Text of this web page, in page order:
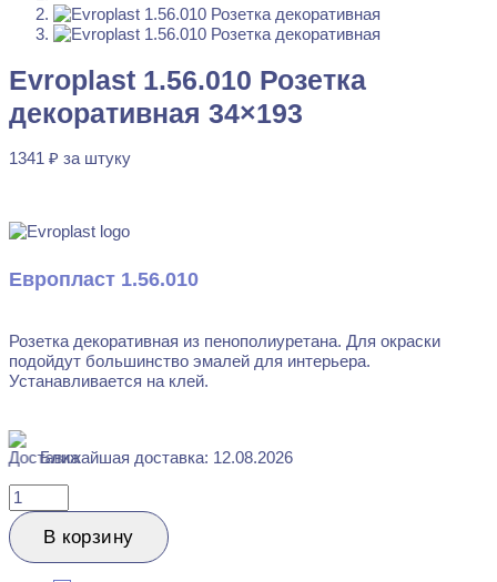
Перейти в избранное Закрыть
Evroplast 1.56.010 Розетка
декоративная 34×193
1341 ₽ за штуку
Европласт 1.56.010
Розетка декоративная из пенополиуретана. Для окраски
подойдут большинство эмалей для интерьера.
Устанавливается на клей.
Ближайшая доставка: 12.08.2026
Количество
товара
Evroplast
1.56.010
В корзину